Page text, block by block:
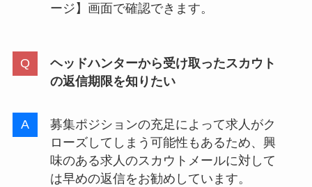
ージ】画面で確認できます。
ヘッドハンターから受け取ったスカウト
の返信期限を知りたい
募集ポジションの充足によって求人がク
ローズしてしまう可能性もあるため、興
味のある求人のスカウトメールに対して
は早めの返信をお勧めしています。